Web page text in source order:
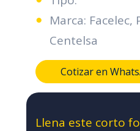
Marca: Facelec,
Centelsa
Cotizar en
Llena este corto